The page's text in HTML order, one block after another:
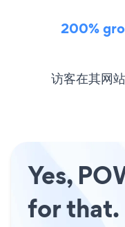
200%
访客在其网
Yes,
for that.